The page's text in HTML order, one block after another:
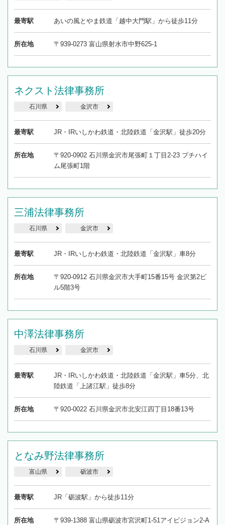
最寄駅 あいの風とやま鉄道「越中大門駅」から徒歩11分
所在地 〒939-0273 富山県射水市中野625-1
ネクスト法律事務所
石川県 金沢市
最寄駅 JR・IRいしかわ鉄道・北陸鉄道「金沢駅」徒歩20分
所在地
〒920-0902 石川県金沢市尾張町１丁目2-23 プチハイ
ム尾張町1階
三浦法律事務所
石川県 金沢市
最寄駅 JR・IRいしかわ鉄道・北陸鉄道「金沢駅」車8分
所在地
〒920-0912 石川県金沢市大手町15番15号 金沢第2ビ
ル5階3号
中澤法律事務所
石川県 金沢市
最寄駅
JR・IRいしかわ鉄道・北陸鉄道「金沢駅」車5分、北
陸鉄道「上諸江駅」徒歩8分
所在地 〒920-0022 石川県金沢市北安江四丁目18番13号
となみ野法律事務所
富山県 砺波市
最寄駅 JR「砺波駅」から徒歩11分
所在地 〒939-1388 富山県砺波市宮沢町1-51アイビジョン2-A